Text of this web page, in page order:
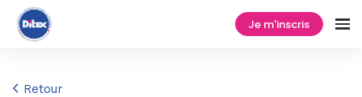
Je m'inscris
Retour